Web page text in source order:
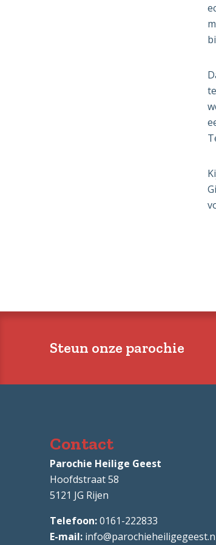
Steun onze parochie
Contact
Parochie Heilige Geest
Hoofdstraat 58
5121 JG Rijen
0161-222833